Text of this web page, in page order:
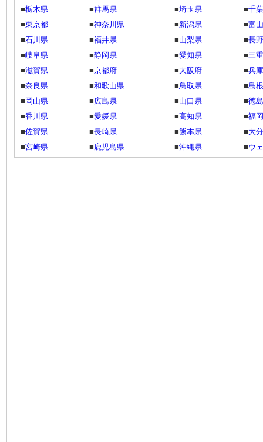
■栃木県 ■群馬県 ■埼玉県 ■千
■東京都 ■神奈川県 ■新潟県 ■富
■石川県 ■福井県 ■山梨県 ■長
■岐阜県 ■静岡県 ■愛知県 ■三
■滋賀県 ■京都府 ■大阪府 ■兵
■奈良県 ■和歌山県 ■鳥取県 ■島
■ 岡山県 ■広島県 ■山口県 ■徳
■香川県 ■愛媛県 ■高知県 ■福
■佐賀県 ■長崎県 ■熊本県 ■大
■宮崎県 ■鹿児島県 ■沖縄県 ■ウ